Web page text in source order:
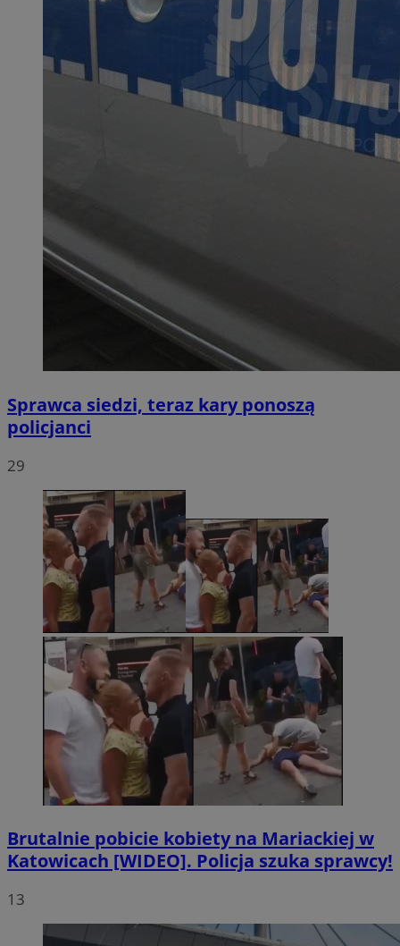
Sprawca siedzi, teraz kary ponoszą
policjanci
29
Brutalnie pobicie kobiety na Mariackiej w
Katowicach [WIDEO]. Policja szuka sprawcy!
13